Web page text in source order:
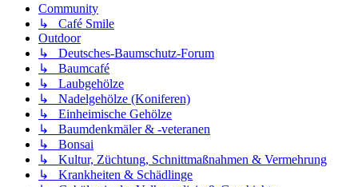
Community
↳ Café Smile
Outdoor
↳ Deutsches-Baumschutz-Forum
↳ Baumcafé
↳ Laubgehölze
↳ Nadelgehölze (Koniferen)
↳ Einheimische Gehölze
↳ Baumdenkmäler & -veteranen
↳ Bonsai
↳ Kultur, Züchtung, Schnittmaßnahmen & Vermehrung
↳ Krankheiten & Schädlinge